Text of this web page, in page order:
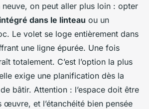
neuve, on peut aller plus loin : opter
dans le linteau ou un
Le volet se loge entièrement dans
une ligne épurée. Une fois
totalement. C’est l’option la plus
exige une planification dès la
bâtir. Attention : l’espace doit être
œuvre, et l’étanchéité bien pensée